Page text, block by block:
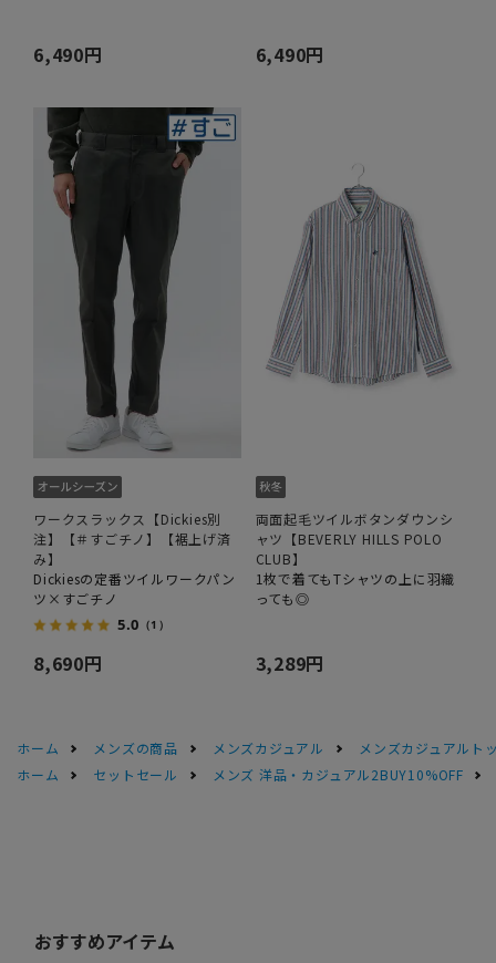
6,490円 6,490円
ワークスラックス【Dickies別
注】【＃すごチノ】【裾上げ済
み】
Dickiesの定番ツイルワークパン
ツ×すごチノ
5.0 （1）
8,690円
両面起毛ツイルボタンダウンシ
ャツ【BEVERLY HILLS POLO
CLUB】
1枚で着てもTシャツの上に羽織
っても◎
3,289円
ホーム メンズの商品 メンズカジュアル
メンズカジュアルト
ホーム
セットセール メンズ 洋品・カジュアル2BUY10%OFF